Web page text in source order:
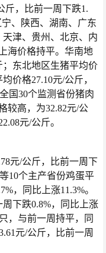
斤，比前一周下跌1.
、陕西、湖南、广东
津、贵州、北京、内
海价格持平。华南地
；东北地区生猪平均价
价格27.10元/公斤，
国30个监测省份猪肉
较高，为32.82元/公
元/公斤。
元/公斤，比前一周下
10个主产省份鸡蛋平
，同比上涨11.3%。
下跌0.8%，同比上涨
，与前一周持平，同
元/公斤，比前一周